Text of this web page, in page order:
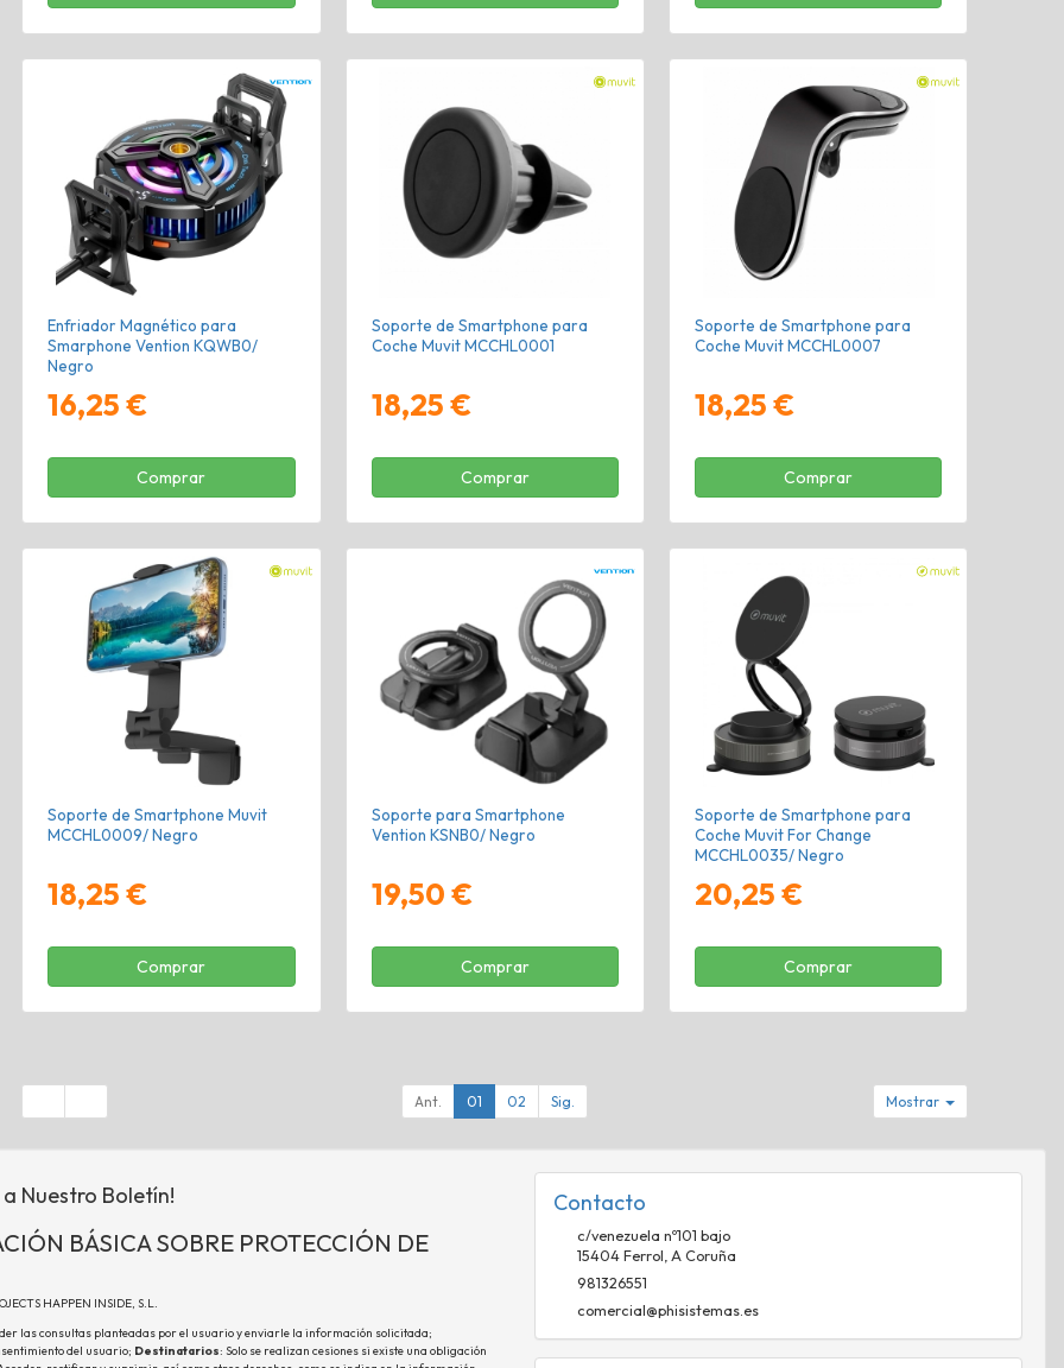
Enfriador Magnético para
Smarphone Vention KQWB0/
Negro
16,25 €
Comprar
Soporte de Smartphone para
Coche Muvit MCCHL0001
18,25 €
Comprar
Soporte de Smartphone para
Coche Muvit MCCHL0007
18,25 €
Comprar
Soporte de Smartphone Muvit
MCCHL0009/ Negro
18,25 €
Comprar
Soporte para Smartphone
Vention KSNB0/ Negro
19,50 €
Comprar
Soporte de Smartphone para
Coche Muvit For Change
MCCHL0035/ Negro
20,25 €
Comprar
Ant. 01 02 Sig. Mostrar
a Nuestro Boletín!
BÁSICA SOBRE PROTECCIÓN DE
HAPPEN INSIDE, S.L.
las consultas planteadas por el usuario y enviarle la información solicitada;
del usuario; Destinatarios: Solo se realizan cesiones si existe una obligación
Contacto
c/venezuela nº101 bajo
15404 Ferrol A Coruña
981326551
comercial@phisistemas.es